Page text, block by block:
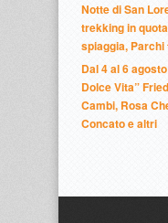
Notte di San
trekking in
spiaggia,
Dal 4 al 6
Dolce Vita”
Cambi, Rosa
Concato e altri